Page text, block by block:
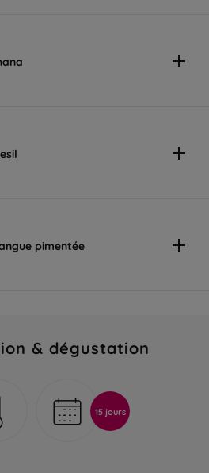
pimentée
& dégustation
15 jours